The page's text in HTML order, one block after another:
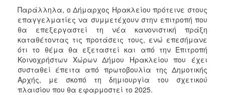
Παράλληλα, ο Δήμαρχος Ηρακλείου πρότεινε στους
επαγγελματίες να συμμετέχουν στην επιτροπή που
θα επεξεργαστεί τη νέα κανονιστική πράξη
καταθέτοντας τις προτάσεις τους, ενώ επεσήμανε
ότι το θέμα θα εξεταστεί και από την Επιτροπή
Κοινοχρήστων Χώρων Δήμου Ηρακλείου που έχει
συσταθεί έπειτα από πρωτοβουλία της Δημοτικής
Αρχής, με σκοπό τη δημιουργία του σχετικού
πλαισίου που θα εφαρμοστεί το 2025.